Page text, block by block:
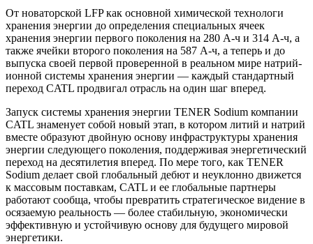
От новаторской LFP как основной химической технологи
хранения энергии до определения специальных ячеек
хранения энергии первого поколения на 280 А-ч и 314 А-ч, а
также ячейки второго поколения на 587 А-ч, а теперь и до
выпуска своей первой проверенной в реальном мире натрий-
ионной системы хранения энергии — каждый стандартный
переход CATL продвигал отрасль на один шаг вперед.
Запуск системы хранения энергии TENER Sodium компании
CATL знаменует собой новый этап, в котором литий и натрий
вместе образуют двойную основу инфраструктуры хранения
энергии следующего поколения, поддерживая энергетический
переход на десятилетия вперед. По мере того, как TENER
Sodium делает свой глобальный дебют и неуклонно движется
к массовым поставкам, CATL и ее глобальные партнеры
работают сообща, чтобы превратить стратегическое видение в
осязаемую реальность — более стабильную, экономически
эффективную и устойчивую основу для будущего мировой
энергетики.